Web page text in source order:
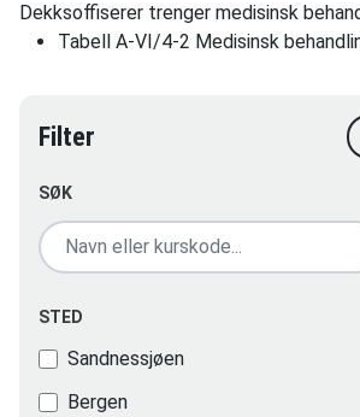
Dekksoffiserer trenger medisinsk
Tabell A-VI/4-2 Medisinsk
Filter
SØK
STED
Sandnessjøen
Bergen